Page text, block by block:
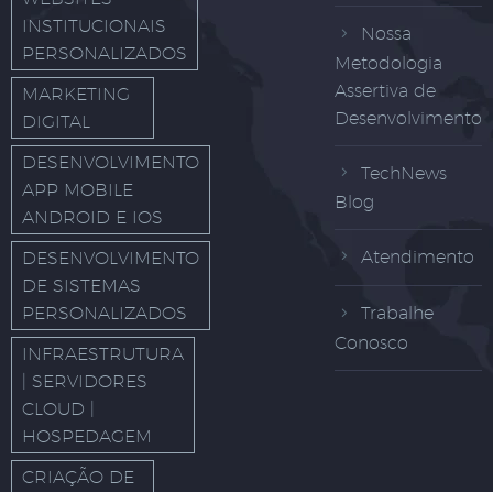
INSTITUCIONAIS
PERSONALIZADOS
MARKETING
DIGITAL
DESENVOLVIMENTO
APP MOBILE
ANDROID E IOS
DESENVOLVIMENTO
DE SISTEMAS
PERSONALIZADOS
INFRAESTRUTURA
| SERVIDORES
CLOUD |
HOSPEDAGEM
CRIAÇÃO DE
Nossa
Metodologia
Assertiva de
Desenvolvimento
TechNews
Blog
Atendimento
Trabalhe
Conosco